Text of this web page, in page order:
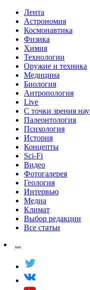
Лента
Астрономия
Космонавтика
Физика
Химия
Технологии
Оружие и техника
Медицина
Биология
Антропология
Live
С точки зрения
Палеонтология
Психология
История
Концепты
Sci-Fi
Видео
Фотогалерея
Геология
Интервью
Медиа
Климат
Выбор редакции
Все статьи
...